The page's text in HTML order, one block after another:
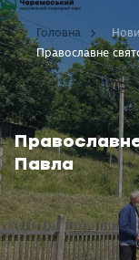
Павла
Головна
Православне